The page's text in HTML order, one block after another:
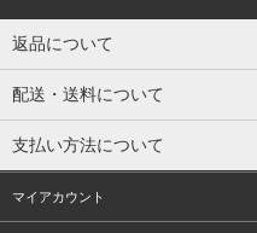
返品について
配送・送料について
支払い方法について
マイアカウント